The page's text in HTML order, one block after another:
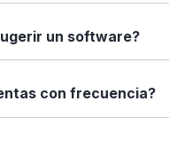
para todo tipo de
o sector.
un software?
que ya usas o sugerir
con frecuencia?